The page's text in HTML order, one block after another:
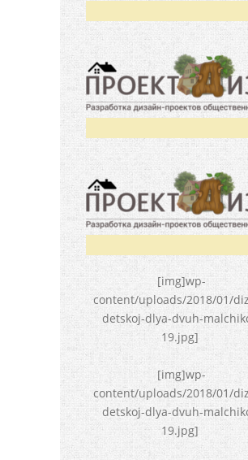
[img]wp-
content/uploads/2018/01/
detskoj-dlya-dvuh-
19.jpg]
[img]wp-
content/uploads/2018/01/
detskoj-dlya-dvuh-
19.jpg]